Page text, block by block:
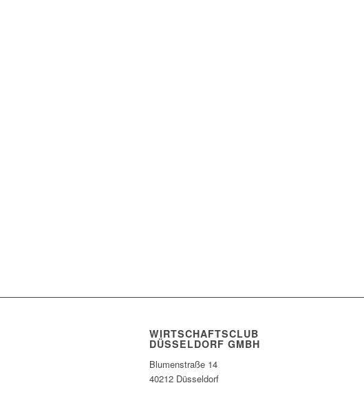
WIRTSCHAFTSCLUB
DÜSSELDORF GMBH
Blumenstraße 14
40212 Düsseldorf